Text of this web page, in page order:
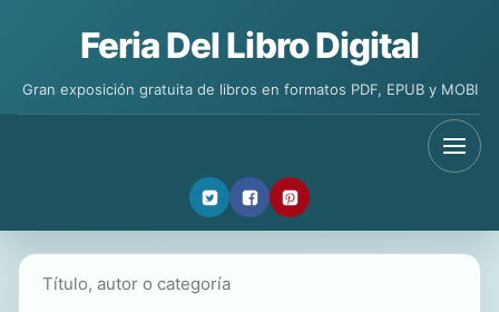
Feria Del Libro Digital
Gran exposición gratuita de libros en formatos PDF, EPUB y MOBI